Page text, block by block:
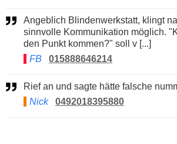
Angeblich Blindenwerkstatt, klingt nach KI, keine
sinnvolle Kommunikation möglich.
den Punkt kommen?" soll v [...]
FB
015888646214
Rief an und sagte hätte falsche
Nick
0492018395880